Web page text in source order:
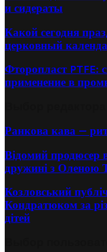
и сидераты
Какой сегодня
церковный
Фторопласт PTFE:
применение в
Ранкова кава —
Відомий продюсер
дружині з Оленою
Козловський
Кондратюком за
дітей